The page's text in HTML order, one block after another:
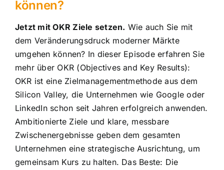
können?
Jetzt mit OKR Ziele setzen. Wie auch Sie mit
dem Veränderungsdruck moderner Märkte
umgehen können? In dieser Episode erfahren Sie
mehr über OKR (Objectives and Key Results):
OKR ist eine Zielmanagementmethode aus dem
Silicon Valley, die Unternehmen wie Google oder
LinkedIn schon seit Jahren erfolgreich anwenden.
Ambitionierte Ziele und klare, messbare
Zwischenergebnisse geben dem gesamten
Unternehmen eine strategische Ausrichtung, um
gemeinsam Kurs zu halten. Das Beste: Die